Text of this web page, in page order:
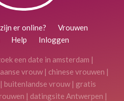
er online?
Vrouwen
Help Inloggen
een date in amsterdam |
vrouw | chinese vrouwen |
| buitenlandse vrouw | gratis
| datingsite Antwerpen |